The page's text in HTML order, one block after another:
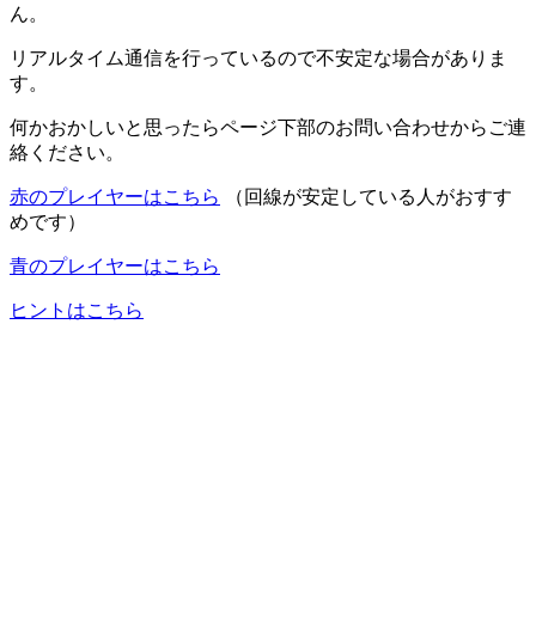
ん。
リアルタイム通信を行っているので不安定な場合がありま
す。
何かおかしいと思ったらページ下部のお問い合わせからご連
絡ください。
赤のプレイヤーはこちら
（回線が安定している人がおすす
めです）
青のプレイヤーはこちら
ヒントはこちら